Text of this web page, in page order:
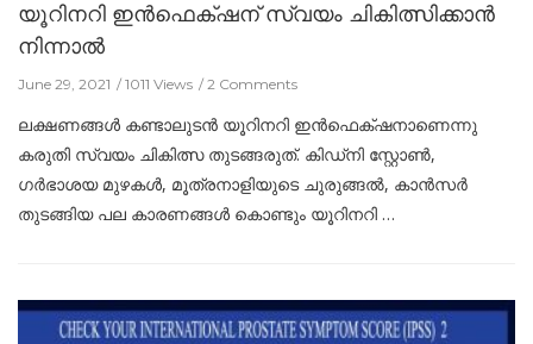
യൂറിനറി ഇൻഫെക്‌ഷന് സ്വയം ചികിത്സിക്കാന്‍
നിന്നാല്‍
June 29, 2021 1011 Views 2 Comments
ലക്ഷണങ്ങൾ കണ്ടാലുടൻ യൂറിനറി ഇൻഫെക്‌ഷനാണെന്നു
കരുതി സ്വയം ചികിത്സ തുടങ്ങരുത്. കിഡ്നി സ്റ്റോൺ,
ഗർഭാശയ മുഴകൾ, മൂത്രനാളിയുടെ ചുരുങ്ങൽ, കാൻസർ
തുടങ്ങിയ പല കാരണങ്ങൾ കൊണ്ടും യൂറിനറി …